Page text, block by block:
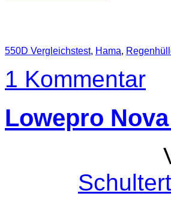
550D Vergleichstest, Hama,
1 Kommentar
Lowepro